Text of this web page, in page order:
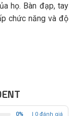
họ. Bàn đạp, tay
chức năng và độ
0%
| 0 đánh giá